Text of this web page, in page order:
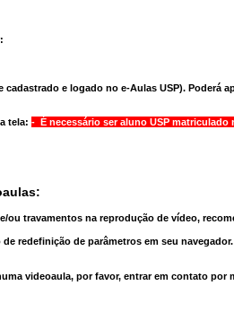
e logado no e-Aulas USP). Poderá
tela: - É necessário ser aluno USP matriculado
ou travamentos na reprodução de vídeo,
de redefinição de parâmetros em seu navegador.
videoaula, por favor, entrar em contato por